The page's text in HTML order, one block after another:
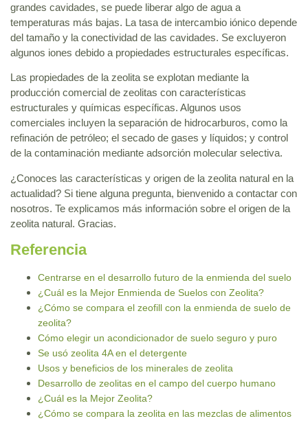
grandes cavidades, se puede liberar algo de agua a
temperaturas más bajas. La tasa de intercambio iónico depende
del tamaño y la conectividad de las cavidades. Se excluyeron
algunos iones debido a propiedades estructurales específicas.
Las propiedades de la zeolita se explotan mediante la
producción comercial de zeolitas con características
estructurales y químicas específicas. Algunos usos
comerciales incluyen la separación de hidrocarburos, como la
refinación de petróleo; el secado de gases y líquidos; y control
de la contaminación mediante adsorción molecular selectiva.
¿Conoces las características y origen de la zeolita natural en la
actualidad? Si tiene alguna pregunta, bienvenido a contactar con
nosotros. Te explicamos más información sobre el origen de la
zeolita natural. Gracias.
Referencia
Centrarse en el desarrollo futuro de la enmienda del suelo
¿Cuál es la Mejor Enmienda de Suelos con Zeolita?
¿Cómo se compara el zeofill con la enmienda de suelo de
zeolita?
Cómo elegir un acondicionador de suelo seguro y puro
Se usó zeolita 4A en el detergente
Usos y beneficios de los minerales de zeolita
Desarrollo de zeolitas en el campo del cuerpo humano
¿Cuál es la Mejor Zeolita?
¿Cómo se compara la zeolita en las mezclas de alimentos